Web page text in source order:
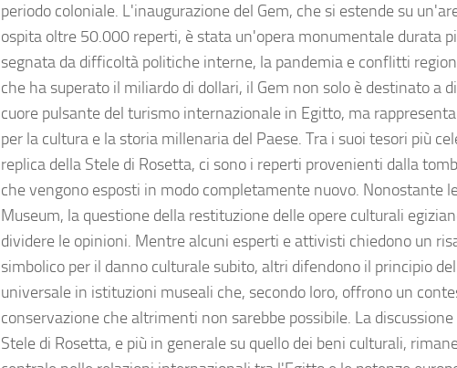
periodo coloniale. L'inaugurazione del Gem, che si estende su
ospita oltre 50.000 reperti, è stata un'opera monumentale durata
segnata da difficoltà politiche interne, la pandemia e conflitti
che ha superato il miliardo di dollari, il Gem non solo è destinato a
cuore pulsante del turismo internazionale in Egitto, ma
per la cultura e la storia millenaria del Paese. Tra i suoi tesori più
replica della Stele di Rosetta, ci sono i reperti provenienti dalla
che vengono esposti in modo completamente nuovo. Nonostante
Museum, la questione della restituzione delle opere culturali
dividere le opinioni. Mentre alcuni esperti e attivisti chiedono un
simbolico per il danno culturale subito, altri difendono il principio
universale in istituzioni museali che, secondo loro, offrono un
conservazione che altrimenti non sarebbe possibile. La
Stele di Rosetta, e più in generale su quello dei beni culturali,